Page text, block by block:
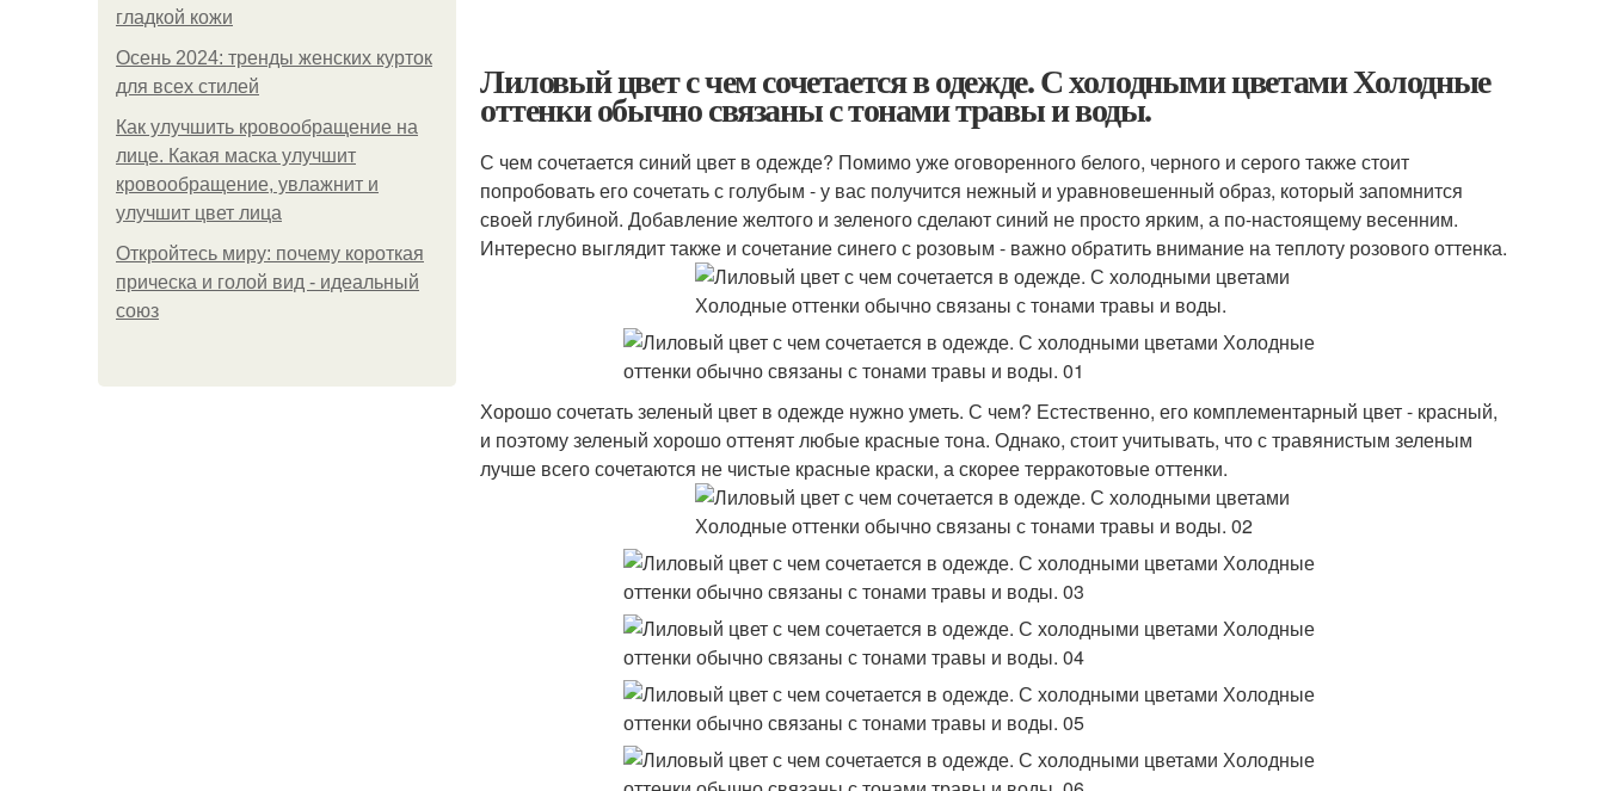
гладкой кожи
Осень 2024: тренды женских курток
для всех стилей
Как улучшить кровообращение на
лице. Какая маска улучшит
кровообращение, увлажнит и
улучшит цвет лица
Откройтесь миру: почему короткая
прическа и голой вид - идеальный
союз
Лиловый цвет с чем сочетается в одежде. С холодными цветами Холодные
оттенки обычно связаны с тонами травы и воды.
С чем сочетается синий цвет в одежде? Помимо уже оговоренного белого, черного и серого также стоит
попробовать его сочетать с голубым - у вас получится нежный и уравновешенный образ, который запомнится
своей глубиной. Добавление желтого и зеленого сделают синий не просто ярким, а по-настоящему весенним.
Интересно выглядит также и сочетание синего с розовым - важно обратить внимание на теплоту розового оттенка.
Хорошо сочетать зеленый цвет в одежде нужно уметь. С чем? Естественно, его комплементарный цвет - красный,
и поэтому зеленый хорошо оттенят любые красные тона. Однако, стоит учитывать, что с травянистым зеленым
лучше всего сочетаются не чистые красные краски, а скорее терракотовые оттенки.